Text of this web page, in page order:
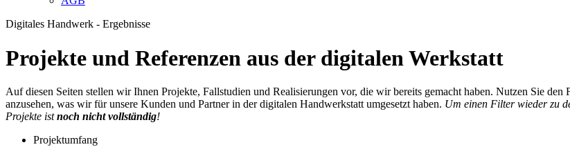
Digitales Handwerk - Ergebnisse
Projekte und Referenzen aus der digitalen Werkstatt
Auf diesen Seiten stellen wir Ihnen Projekte, Fallstudien und Realisierungen vor, die wir bereits gemacht haben. Nutzen Sie
anzusehen, was wir für unsere Kunden und Partner in der digitalen Handwerkstatt umgesetzt haben. Um einen Filter wieder zu
Projekte istnoch nicht vollständig!
Projektumfang